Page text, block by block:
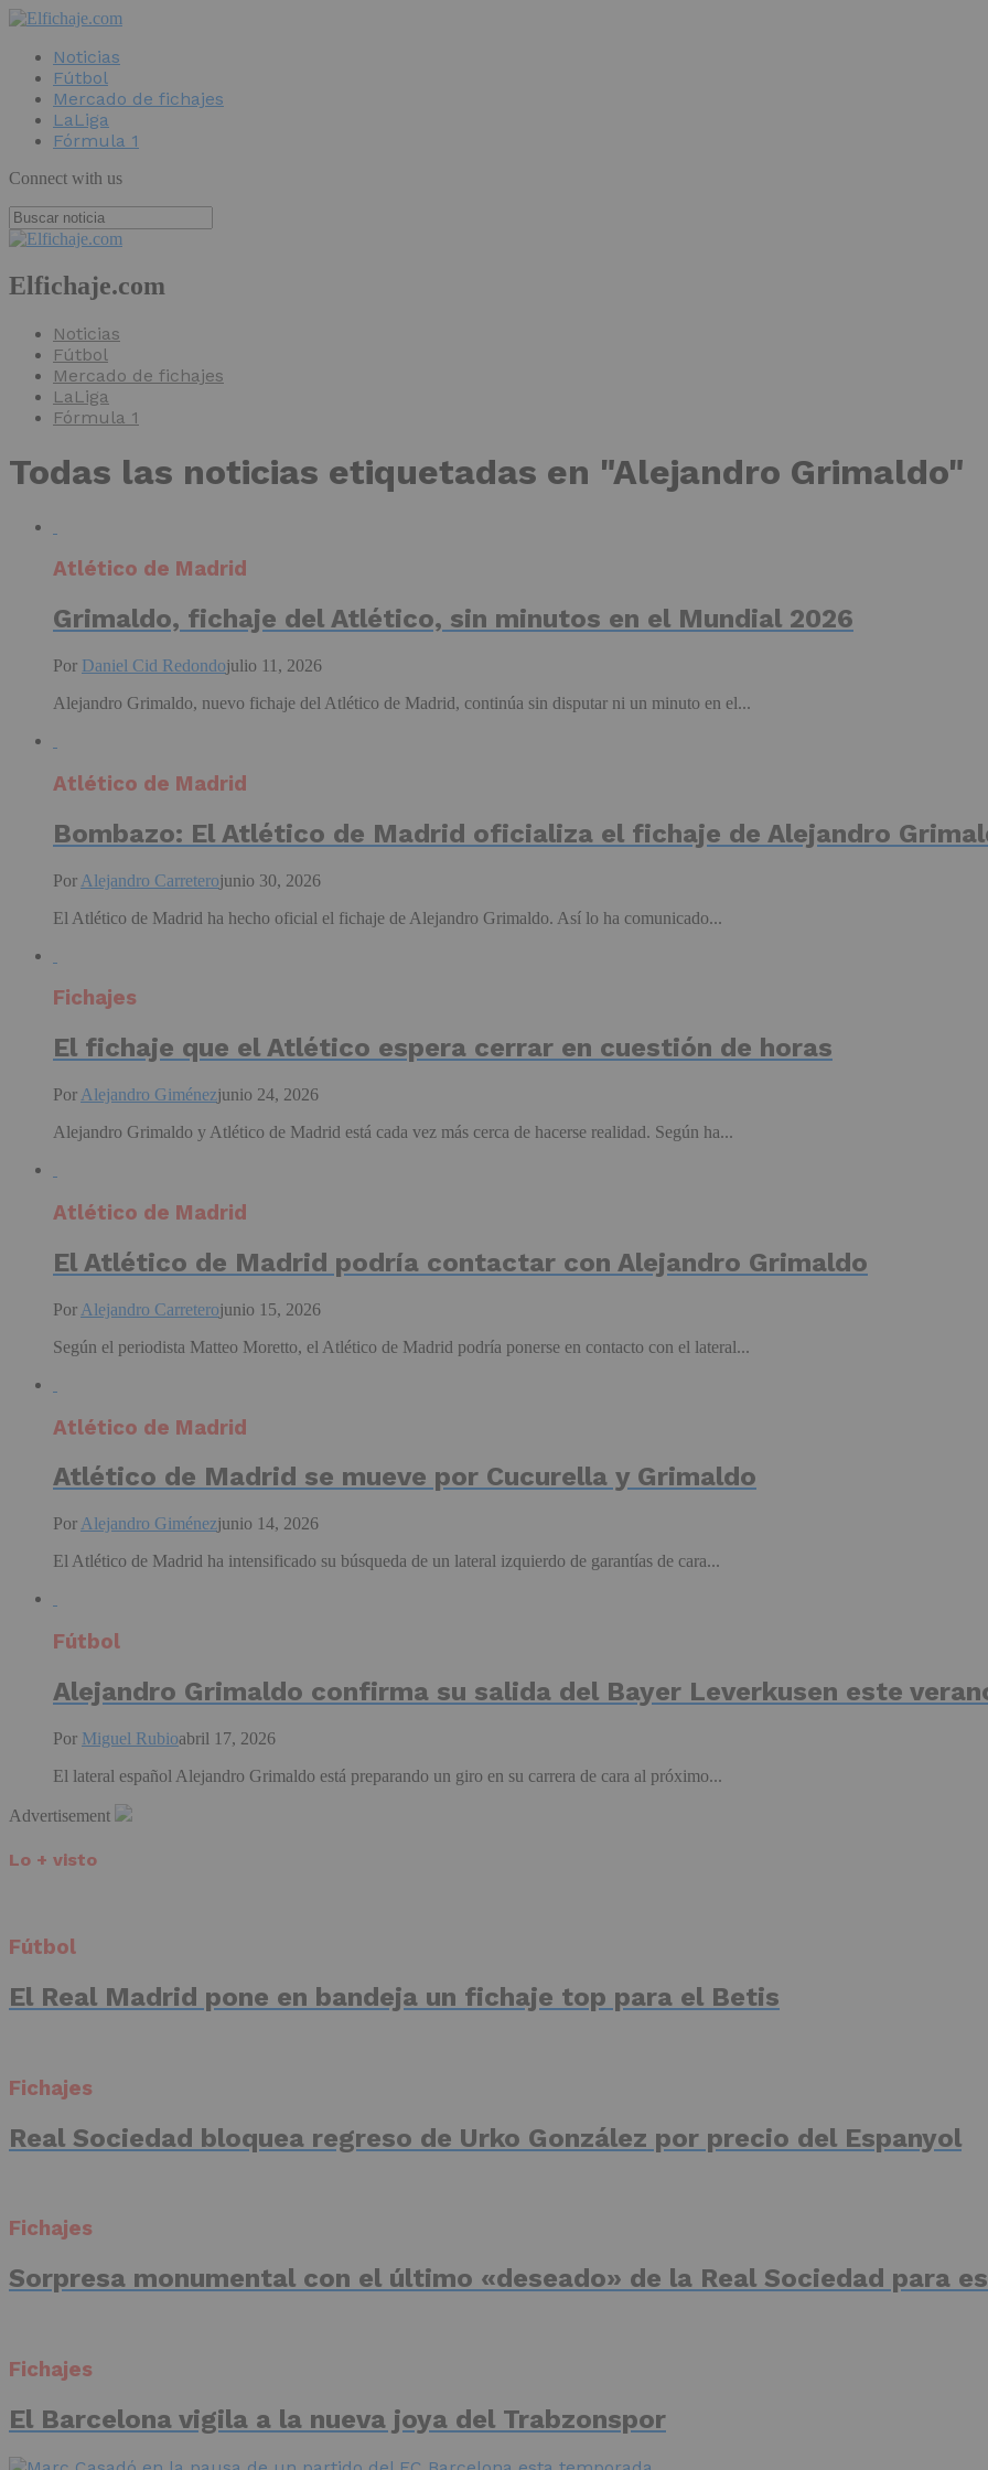
Noticias
Fútbol
Mercado de fichajes
LaLiga
Fórmula 1
Connect with us
Elfichaje.com
Noticias
Fútbol
Mercado de fichajes
LaLiga
Fórmula 1
Todas las noticias etiquetadas en "Alejandro Grimaldo"
Atlético de Madrid
Grimaldo, fichaje del Atlético, sin minutos en el Mundial 2026
Por Daniel Cid Redondojulio 11, 2026
Alejandro Grimaldo, nuevo fichaje del Atlético de Madrid, continúa sin disputar ni un minuto en el...
Atlético de Madrid
Bombazo: El Atlético de Madrid oficializa el fichaje de Alejandro
Por Alejandro Carreterojunio 30, 2026
El Atlético de Madrid ha hecho oficial el fichaje de Alejandro Grimaldo. Así lo ha comunicado...
Fichajes
El fichaje que el Atlético espera cerrar en cuestión de horas
Por Alejandro Giménezjunio 24, 2026
Alejandro Grimaldo y Atlético de Madrid está cada vez más cerca de hacerse realidad. Según ha...
Atlético de Madrid
El Atlético de Madrid podría contactar con Alejandro Grimaldo
Por Alejandro Carreterojunio 15, 2026
Según el periodista Matteo Moretto, el Atlético de Madrid podría ponerse en contacto con el lateral...
Atlético de Madrid
Atlético de Madrid se mueve por Cucurella y Grimaldo
Por Alejandro Giménezjunio 14, 2026
El Atlético de Madrid ha intensificado su búsqueda de un lateral izquierdo de garantías de cara...
Fútbol
Alejandro Grimaldo confirma su salida del Bayer Leverkusen este
Por Miguel Rubioabril 17, 2026
El lateral español Alejandro Grimaldo está preparando un giro en su carrera de cara al próximo...
Advertisement
Lo + visto
Fútbol
El Real Madrid pone en bandeja un fichaje top para el Betis
Fichajes
Real Sociedad bloquea regreso de Urko González por precio del Espanyol
Fichajes
Sorpresa monumental con el último «deseado» de la Real Sociedad para
Fichajes
El Barcelona vigila a la nueva joya del Trabzonspor